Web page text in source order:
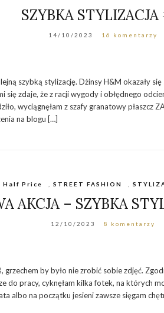
SZYBKA
14/10/2023 16 komentarzy
szybką stylizację. Dżinsy H&M okazały
się zdaje, że z racji wygody i obłędnego
wyciągnęłam z szafy granatowy płaszcz
na blogu […]
,Half Price ,STREET FASHION ,
AKCJA – SZYBKA
12/10/2023 8 komentarzy
grzechem by było nie zrobić sobie zdjęć.
do pracy, cyknęłam kilka fotek, na których
albo na początku jesieni zawsze sięgam